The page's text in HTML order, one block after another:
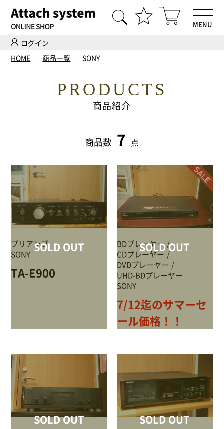
ログイン
MENU
HOME
Hi-Fiオーディオ試聴
ご依頼までの流れ
会社案内
NEWS
Attach system公式サイト
会員登録
特定商取引法に基づく表記
会員規約
プライバシーポリシー
HOME 商品一覧 SONY
PRODUCTS
商品紹介
商品数 7 点
プリアンプ
SONY
TA-E900
SOLD OUT
BDプレーヤー
CDプレーヤー
DVDプレーヤー
UHD-BDプレーヤー
SONY
7/12迄のサマーセ
ール価格！！
SOLD OUT
SOLD OUT SOLD OUT